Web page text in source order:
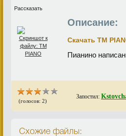
Рассказать
Описание:
Скачать TM
Пианино
(голосов: 2)
Запостил:
Схожие файлы: